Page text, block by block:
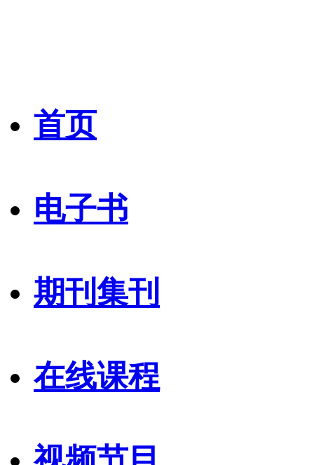
首页
电子书
期刊集刊
在线课程